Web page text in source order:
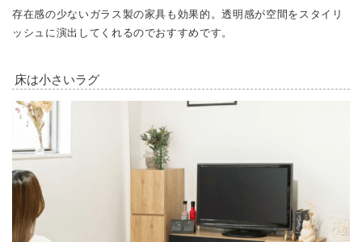
存在感の少ないガラス製の家具も効果的。透明感が空間をスタイリ
ッシュに演出してくれるのでおすすめです。
床は小さいラグ